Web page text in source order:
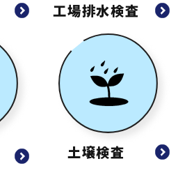
工場排水検査
土壌検査